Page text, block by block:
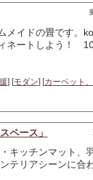
メイドの畳です
ネートしよう！
] [モダン] [カーペット
ペース」
キッチンマット
テリアシーンに合